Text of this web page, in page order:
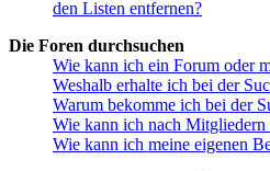
den Listen entfernen?
Die Foren durchsuchen
Wie kann ich ein Forum oder
Weshalb erhalte ich bei der
Warum bekomme ich bei der
Wie kann ich nach Mitgliedern
Wie kann ich meine eigenen